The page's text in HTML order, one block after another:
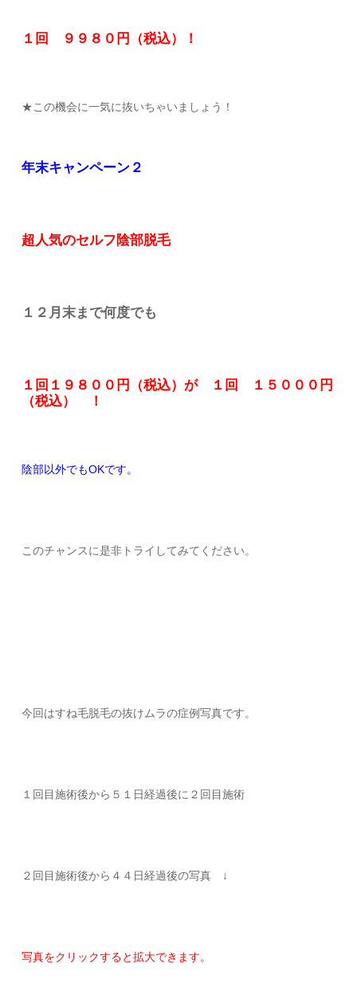
１回 ９９８０円（税込）！
★この機会に一気に抜いちゃいましょう！
年末キャンペーン２
超人気のセルフ陰部脱毛
１２月末まで何度でも
１回１９８００円（税込）が １回 １５０００円
（税込） ！
陰部以外でもOKです。
このチャンスに是非トライしてみてください。
今回はすね毛脱毛の抜けムラの症例写真です。
１回目施術後から５１日経過後に２回目施術
２回目施術後から４４日経過後の写真 ↓
写真をクリックすると拡大できます。